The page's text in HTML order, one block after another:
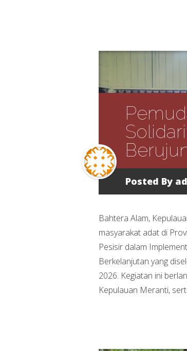
Posted By
Bahtera Alam,
masyarakat adat di
Pesisir dalam
Berkelanjutan yang
2026. Kegiatan ini
Kepulauan Meranti,